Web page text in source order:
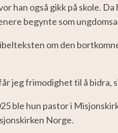
han også gikk på skole.
begynte som
om den
jeg frimodighet til å bidra,
ble hun pastor i
Norge.